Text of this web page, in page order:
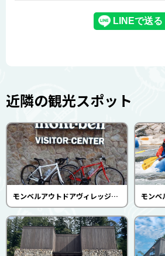
近隣の観光スポット
モンベルアウトドアヴィレッジ本山 レンタサイクル